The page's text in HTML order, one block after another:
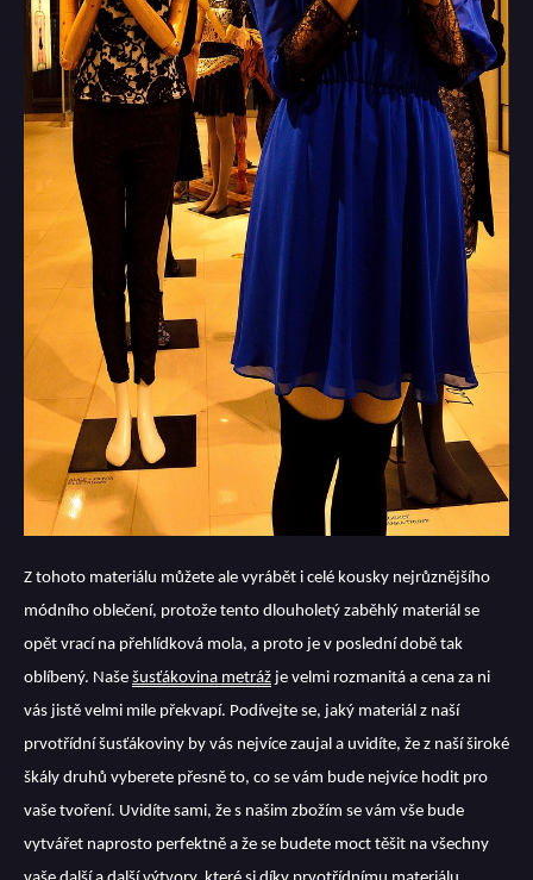
Z tohoto materiálu můžete ale vyrábět i celé kousky nejrůznějšího
módního oblečení, protože tento dlouholetý zaběhlý materiál se
opět vrací na přehlídková mola, a proto je v poslední době tak
oblíbený. Naše šusťákovina metráž je velmi rozmanitá a cena za ni
vás jistě velmi mile překvapí. Podívejte se, jaký materiál z naší
prvotřídní šusťákoviny by vás nejvíce zaujal a uvidíte, že z naší široké
škály druhů vyberete přesně to, co se vám bude nejvíce hodit pro
vaše tvoření. Uvidíte sami, že s našim zbožím se vám vše bude
vytvářet naprosto perfektně a že se budete moct těšit na všechny